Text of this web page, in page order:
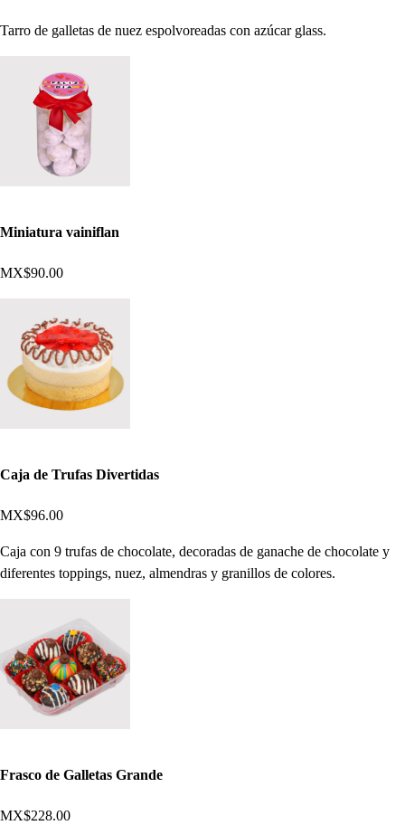
Tarro de galletas de nuez espolvoreadas con azúcar glass.
Miniatura vainiflan
MX$90.00
Caja de Trufas Divertidas
MX$96.00
Caja con 9 trufas de chocolate, decoradas de ganache de chocolate y
diferentes toppings, nuez, almendras y granillos de colores.
Frasco de Galletas Grande
MX$228.00